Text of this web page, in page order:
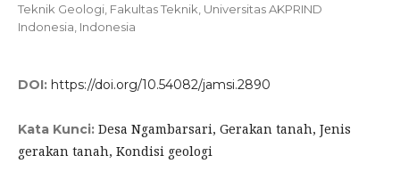
Teknik Geologi, Fakultas Teknik, Universitas AKPRIND
Indonesia, Indonesia
DOI: https://doi.org/10.54082/jamsi.2890
Kata Kunci: Desa Ngambarsari, Gerakan tanah, Jenis
gerakan tanah, Kondisi geologi